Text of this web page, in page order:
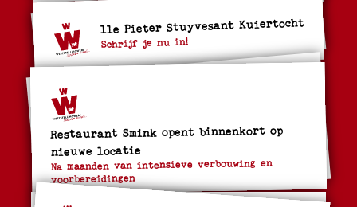
11e Pieter Stuyvesant Kuiertocht
Schrijf je nu in!
Restaurant Smink opent binnenkort op
nieuwe locatie
Na maanden van intensieve verbouwing en
voorbereidingen